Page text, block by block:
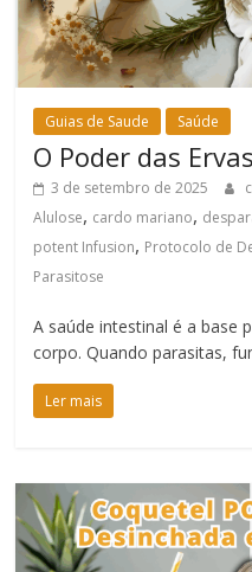
Guias de Saude Saúde
O Poder das
3 de setembro de 2025
Alulose, cardo mariano,
potent Infusion, Protocolo de
Parasitose
A saúde intestinal é a base
corpo. Quando parasitas,
Ler mais